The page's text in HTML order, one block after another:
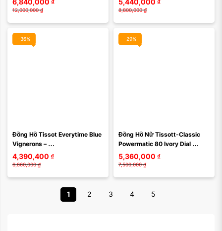
6,840,000 ₫
12,000,000 ₫
(T0352071603101) Màu Đỏ
5,440,000 ₫
8,800,000 ₫
-36%
Đồng Hồ Tissot Everytime Blue
Vignerons –
T109.610.16.041.00 Màu Xanh
Navy
4,390,400 ₫
6,860,000 ₫
-29%
Đồng Hồ Nữ Tissott-Classic
Powermatic 80 Ivory Dial
Ladies Watch
T086.207.16.261.00 Phối Màu
5,360,000 ₫
7,500,000 ₫
1 2 3 4 5